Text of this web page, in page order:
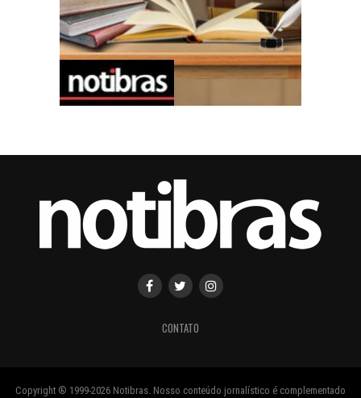
CONTATO
Copyright ® 1999-2026 Notibras. Nosso conteúdo jornalístico é complementado